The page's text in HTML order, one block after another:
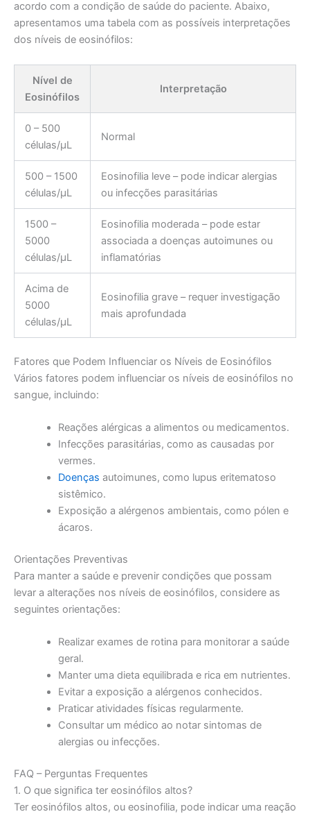
acordo com a condição de saúde do paciente. Abaixo,
apresentamos uma tabela com as possíveis interpretações
dos níveis de eosinófilos:
Nível de
Eosinófilos
Interpretação
0 – 500
células/µL
Normal
500 – 1500
células/µL
Eosinofilia leve – pode indicar alergias
ou infecções parasitárias
1500 –
5000
células/µL
Eosinofilia moderada – pode estar
associada a doenças autoimunes ou
inflamatórias
Acima de
5000
células/µL
Eosinofilia grave – requer investigação
mais aprofundada
Fatores que Podem Influenciar os Níveis de Eosinófilos
Vários fatores podem influenciar os níveis de eosinófilos no
sangue, incluindo:
Reações alérgicas a alimentos ou medicamentos.
Infecções parasitárias, como as causadas por
vermes.
Doenças autoimunes, como lupus eritematoso
sistêmico.
Exposição a alérgenos ambientais, como pólen e
ácaros.
Orientações Preventivas
Para manter a saúde e prevenir condições que possam
levar a alterações nos níveis de eosinófilos, considere as
seguintes orientações:
Realizar exames de rotina para monitorar a saúde
geral.
Manter uma dieta equilibrada e rica em nutrientes.
Evitar a exposição a alérgenos conhecidos.
Praticar atividades físicas regularmente.
Consultar um médico ao notar sintomas de
alergias ou infecções.
FAQ – Perguntas Frequentes
1. O que significa ter eosinófilos altos?
Ter eosinófilos altos, ou eosinofilia, pode indicar uma reação